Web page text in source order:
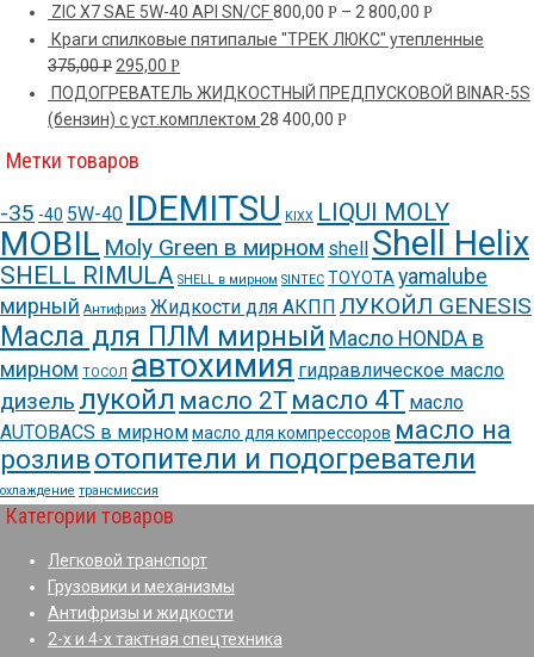
ZIC X7 SAE 5W-40 API SN/CF800,00 Р – 2 800,00 Р
Краги спилковые пятипалые "ТРЕК ЛЮКС" утепленные
375,00Р 295,00 Р
ПОДОГРЕВАТЕЛЬ ЖИДКОСТНЫЙ ПРЕДПУСКОВОЙ BINAR-5S
(бензин) с уст.комплектом 28 400,00 Р
Метки товаров
-35 -40 5W-40 IDEMITSU KIXX LIQUI MOLY
MOBIL Moly Green в мирном shell Shell Helix
SHELL RIMULA SHELL в мирном SINTEC TOYOTA yamalube
мирный Антифриз Жидкости для АКПП ЛУКОЙЛ GENESIS
Масла для ПЛМ мирный Масло HONDA в
мирном ТОСОЛ автохимия гидравлическое масло
дизель лукойл масло 2Т масло 4Т масло
AUTOBACS в мирноммасло для компрессоров масло на
розливотопители и подогреватели
охлаждение трансмиссия
Категории товаров
Легковой транспорт
Грузовики и механизмы
Антифризы и жидкости
2-х и 4-х тактная спецтехника